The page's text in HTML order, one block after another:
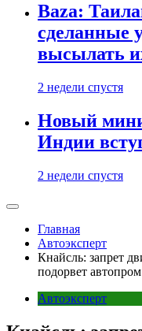
Baza:
сделанные
высылать
2 недели спустя
Новый
Индии
2 недели спустя
Главная
Автоэксперт
Кнайсль: запрет
подорвет
Автоэксперт